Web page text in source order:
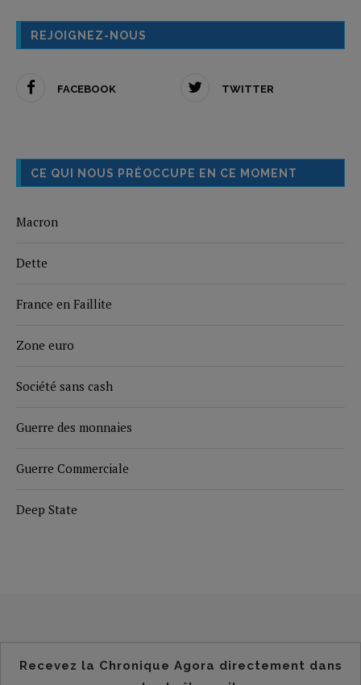
REJOIGNEZ-NOUS
FACEBOOK TWITTER
CE QUI NOUS PRÉOCCUPE EN CE MOMENT
Macron
Dette
France en Faillite
Zone euro
Société sans cash
Guerre des monnaies
Guerre Commerciale
Deep State
Recevez la Chronique Agora directement dans